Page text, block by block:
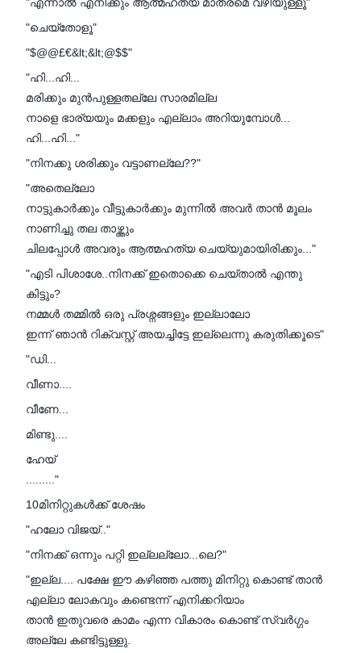
"ചെയ്‌തോളൂ"
"$@@£€&lt;&lt;@$$"
"ഹി...ഹി...
മരിക്കും മുൻപുള്ളതല്ലേ സാരമില്ല
നാളെ ഭാര്യയും മക്കളും എല്ലാം അറിയുമ്പോൾ...
ഹി...ഹി..."
"നിനക്കു ശരിക്കും വട്ടാണല്ലേ??"
"അതെല്ലോ
നാട്ടുകാർക്കും വീട്ടുകാർക്കും മുന്നിൽ അവർ താൻ മൂലം
നാണിച്ചു തല താഴ്ത്തും
ചിലപ്പോൾ അവരും ആത്മഹത്യ ചെയ്‌യുമായിരിക്കും..."
"എടി പിശാശേ..നിനക്ക് ഇതൊക്കെ ചെയ്താൽ എന്തു
കിട്ടും?
നമ്മൾ തമ്മിൽ ഒരു പ്രശ്നങ്ങളും ഇല്ലാലോ
ഇന്ന് ഞാൻ റിക്വസ്റ്റ് അയച്ചിട്ടേ ഇല്ലെന്നു കരുതിക്കൂടെ"
"ഡി...
വീണാ....
വീണേ...
മിണ്ടു....
ഹേയ്
........."
10മിനിറ്റുകൾക്ക് ശേഷം
"ഹലോ വിജയ്.."
"നിനക്ക് ഒന്നും പറ്റി ഇല്ലല്ലോ...ലെ?"
"ഇല്ല.... പക്ഷേ ഈ കഴിഞ്ഞ പത്തു മിനിറ്റു കൊണ്ട് താൻ
എല്ലാ ലോകവും കണ്ടെന്ന് എനിക്കറിയാം
താൻ ഇതുവരെ കാമം എന്ന വികാരം കൊണ്ട് സ്വർഗ്ഗം
അല്ലേ കണ്ടിട്ടുള്ളു.